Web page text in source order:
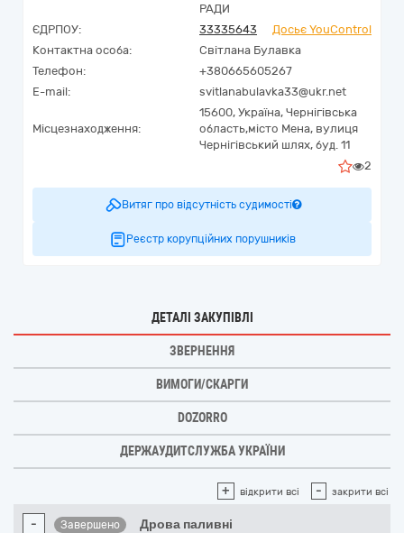
РАДИ
ЄДРПОУ:
33335643
Досьє YouControl
Контактна особа:
Світлана Булавка
Телефон:
+380665605267
E-mail:
svitlanabulavka33@ukr.net
Місцезнаходження:
15600, Україна, Чернігівська
область,місто Мена, вулиця
Чернігівський шлях, буд. 11
2
Витяг про відсутність судимості
Реєстр корупційних порушників
ДЕТАЛІ ЗАКУПІВЛІ
ЗВЕРНЕННЯ
ВИМОГИ/СКАРГИ
DOZORRO
ДЕРЖАУДИТСЛУЖБА УКРАЇНИ
+ відкрити всі - закрити всі
- Завершено Дрова паливні